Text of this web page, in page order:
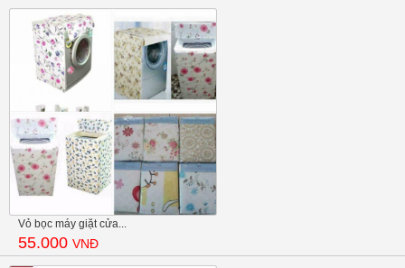
Vỏ bọc máy giặt cửa...
55.000 VNĐ